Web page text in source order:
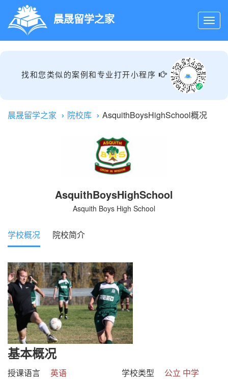
晨晟留学之家
找和您类似的案例和专业打开小程序
晨晟留学之家 院校库 AsquithBoysHighSchool概况
AsquithBoysHighSchool
Asquith Boys High School
学校概况 院校简介
基本概况
授课语言 英语 学校类型
公立 中学